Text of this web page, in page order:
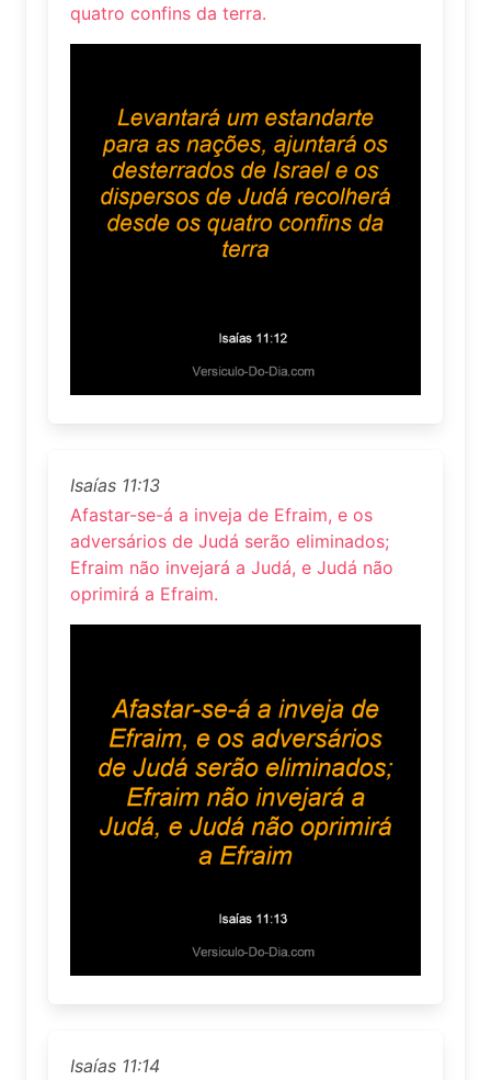
quatro confins da terra.
Isaías 11:13
Afastar-se-á a inveja de Efraim, e os
adversários de Judá serão eliminados;
Efraim não invejará a Judá, e Judá não
oprimirá a Efraim.
Isaías 11:14